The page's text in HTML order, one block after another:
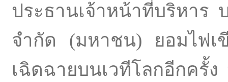
ประธานเจ้าหน้าที่บริหาร
จำกัด (มหาชน) ยอมไฟเ
เฉิดฉายบนเวทีโลกอีกครั้ง